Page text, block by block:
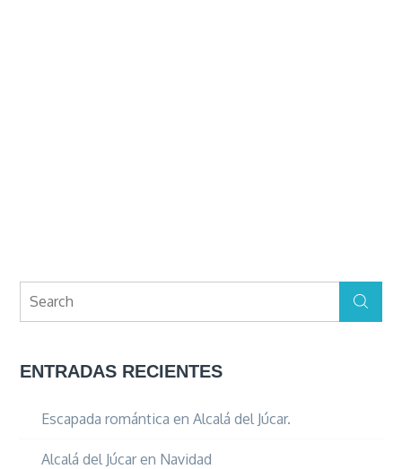
for:
Search
ENTRADAS RECIENTES
Escapada romántica en Alcalá del Júcar.
Alcalá del Júcar en Navidad